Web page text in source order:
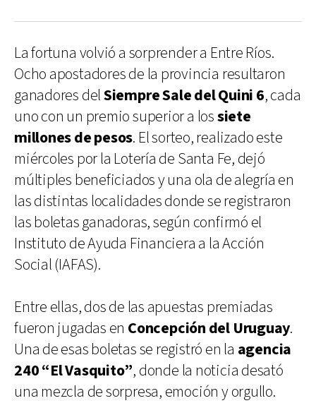
La fortuna volvió a sorprender a Entre Ríos.
Ocho apostadores de la provincia resultaron
ganadores delSiempre Sale del Quini 6, cada
uno con un premio superior a lossiete
millones de pesos. El sorteo, realizado este
miércoles por la Lotería de Santa Fe, dejó
múltiples beneficiados y una ola de alegría en
las distintas localidades donde se registraron
las boletas ganadoras, según confirmó el
Instituto de Ayuda Financiera a la Acción
Social (IAFAS).
Entre ellas, dos de las apuestas premiadas
fueron jugadas en Concepción del Uruguay.
Una de esas boletas se registró en la agencia
240 “El Vasquito”, donde la noticia desató
una mezcla de sorpresa, emoción y orgullo.